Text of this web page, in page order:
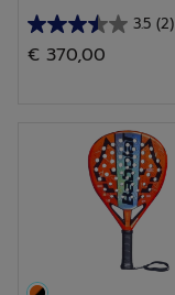
3.5 (2)
3.5
em
análises
€ 370,00